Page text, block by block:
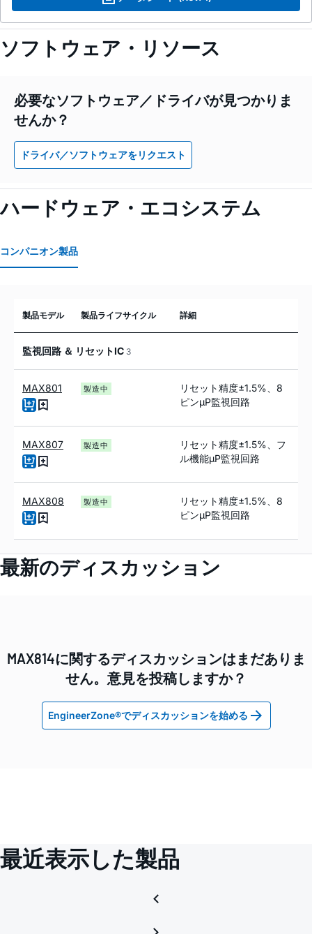
ソフトウェア・リソース
必要なソフトウェア／ドライバが見つかりま
せんか？
ドライバ／ソフトウェアをリクエスト
ハードウェア・エコシステム
コンパニオン製品
製品モデル 製品ライフサイクル 詳細
監視回路 ＆ リセットIC 3
MAX801 製造中
リセット精度±1.5%、8
ピンµP監視回路
MAX807 製造中
リセット精度±1.5%、フ
ル機能µP監視回路
MAX808 製造中
リセット精度±1.5%、8
ピンµP監視回路
最新のディスカッション
MAX814に関するディスカッションはまだありま
せん。意見を投稿しますか？
EngineerZone®でディスカッションを始める
最近表示した製品